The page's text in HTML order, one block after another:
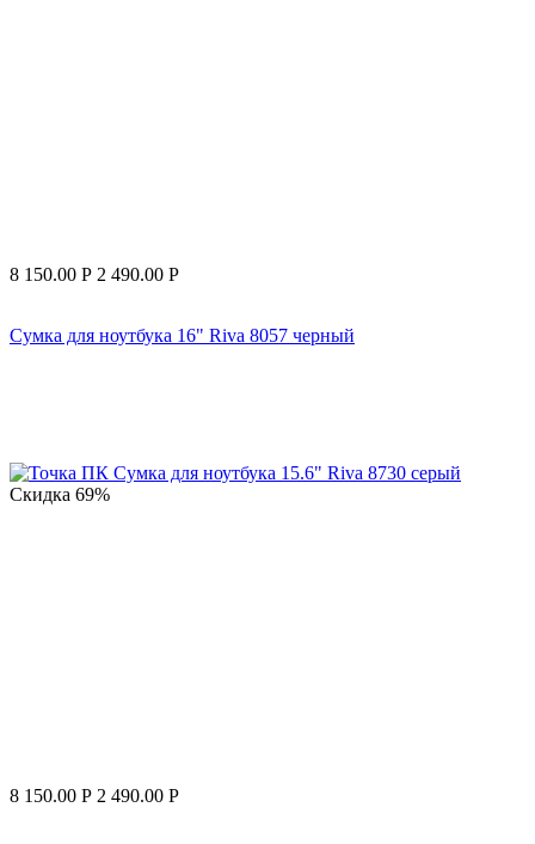
8 150.00 Р 2 490.00 Р
Сумка для ноутбука 16" Riva 8057 черный
Скидка 69%
8 150.00 Р 2 490.00 Р